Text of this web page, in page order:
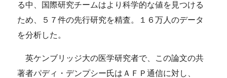
る中、国際研究チームはより科学的な値を見つける
ため、５７件の先行研究を精査。１６万人のデータ
を分析した。
英ケンブリッジ大の医学研究者で、この論文の共
著者パディ・デンプシー氏はＡＦＰ通信に対し、